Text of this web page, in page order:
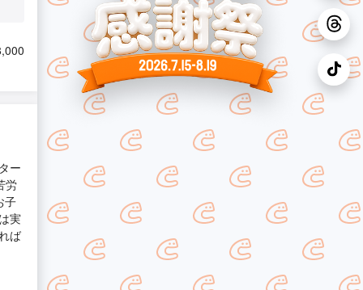
ー
労
子
実
ば